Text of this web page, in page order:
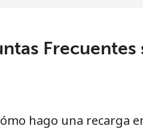
hago una recarga